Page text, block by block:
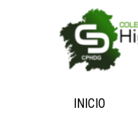
INICIO